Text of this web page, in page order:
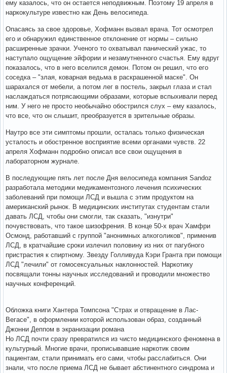
ему казалось, что он остается неподвижным. Поэтому 19 апреля в
наркокультуре известно как День велосипеда.
Опасаясь за свое здоровье, Хофманн вызвал врача. Тот осмотрел
его и обнаружил единственное отклонение от нормы – сильно
расширенные зрачки. Ученого то охватывал панический ужас, то
наступало ощущение эйфории и незамутненного счастья. Ему вдруг
показалось, что в него вселился демон. Потом он решил, что его
соседка – "злая, коварная ведьма в раскрашенной маске". Он
шарахался от мебели, а потом лег в постель, закрыл глаза и стал
наслаждаться потрясающими образами, которые вспыхивали перед
ним. У него не просто необычайно обострился слух – ему казалось,
что все, что он слышит, преобразуется в зрительные образы.
Наутро все эти симптомы прошли, осталась только физическая
усталость и обостренное восприятие всеми органами чувств. 22
апреля Хофманн подробно описал все свои ощущения в
лабораторном журнале.
В последующие пять лет после Дня велосипеда компания Sandoz
разработала методики медикаментозного лечения психических
заболеваний при помощи ЛСД и вышла с этим продуктом на
американский рынок. В медицинских институтах студентам стали
давать ЛСД, чтобы они смогли, так сказать, "изнутри"
почувствовать, что такое шизофрения. В конце 50-х врач Хамфри
Осмонд, работавший с группой "анонимных алкоголиков", применив
ЛСД, в кратчайшие сроки излечил половину из них от пагубного
пристрастия к спиртному. Звезду Голливуда Кэри Гранта при помощи
ЛСД "лечили" от гомосексуальных наклонностей. Наркотику
посвящали тонны научных исследований и проводили множество
научных конференций.
Обложка книги Хантера Томпсона "Страх и отвращение в Лас-
Вегасе", в оформлении которой использован образ, созданный
Джонни Деппом в экранизации романа
Но ЛСД почти сразу превратился из чисто медицинского феномена в
культурный. Многие врачи, прописывавшие наркотик своим
пациентам, стали принимать его сами, чтобы расслабиться. Они
знали, что после приема ЛСД не бывает абстинентного синдрома и